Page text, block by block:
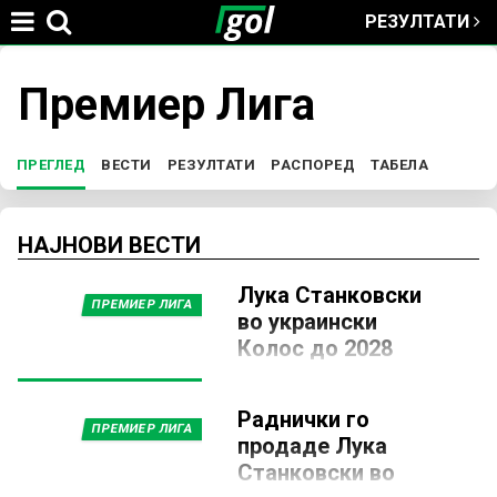
РЕЗУЛТАТИ
You
are
here
Премиер Лига
P
r
ПРЕГЛЕД (ACTIVE TAB)
ВЕСТИ РЕЗУЛТАТИ РАСПОРЕД ТАБЕЛА
НАЈНОВИ ВЕСТИ
ПРЕМИЕР ЛИГА
Лука Станковски
во украински
Колос до 2028
Српскиот суперлигаш
Раднички реализира нов
трансфер, откако го продаде
македонскиот
ПРЕМИЕР ЛИГА
Раднички го
продаде Лука
Станковски во